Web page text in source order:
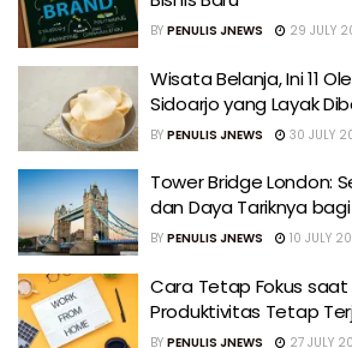
BY PENULIS JNEWS 29 JULY
Wisata Belanja, Ini 11
Sidoarjo yang Layak
BY PENULIS JNEWS 30 JULY
Tower Bridge London:
dan Daya Tariknya
BY PENULIS JNEWS 10 JULY
Cara Tetap Fokus saat
Produktivitas Tetap
BY PENULIS JNEWS 27 JULY